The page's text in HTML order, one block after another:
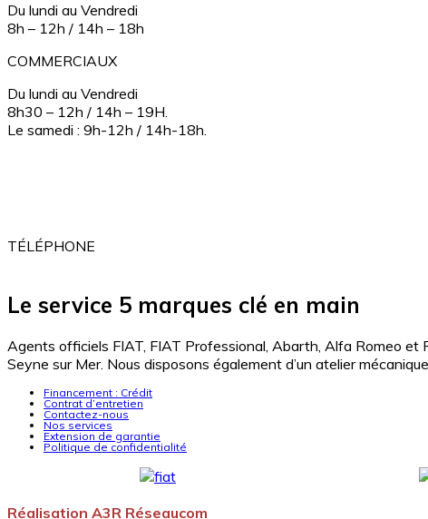
Du lundi au Vendredi
8h – 12h / 14h – 18h
COMMERCIAUX
Du lundi au Vendredi
8h30 – 12h / 14h – 19H.
Le samedi : 9h-12h / 14h-18h.
TÉLÉPHONE
Le service 5 marques clé en main
Agents officiels FIAT, FIAT Professional, Abarth, Alfa Romeo et
Seyne sur Mer. Nous disposons également d’un atelier
Financement : Crédit
Contrat d’entretien
Contactez-nous
Nos services
Extension de garantie
Politique de confidentialité
Réalisation A3R Réseaucom